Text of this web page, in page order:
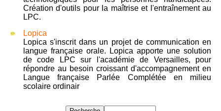
Création d'outils pour la maîtrise et l'entraînement au
LPC.
Lopica
Lopica s'inscrit dans un projet de communication en
langue française orale. Lopica apporte une solution
de code LPC sur l'académie de Versailles, pour
répondre au besoin croissant d'accompagnement en
Langue française Parlée Complétée en milieu
scolaire ordinair